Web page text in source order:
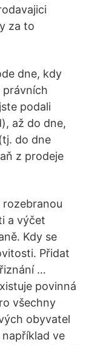
za to
dne, kdy
právních
podali
až do dne,
do dne
z prodeje
a výčet
Kdy se
Přidat
…
povinná
všechny
obyvatel
ve